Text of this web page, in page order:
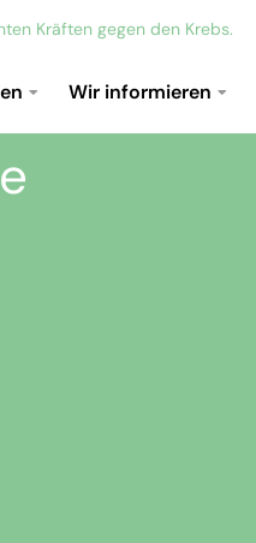
Kräften gegen den Krebs.
Wir informieren